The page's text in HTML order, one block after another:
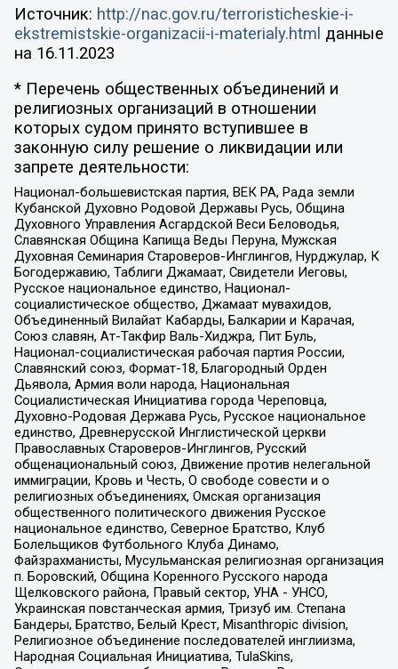
Источник: http://nac.gov.ru/terroristicheskie-i-
ekstremistskie-organizacii-i-materialy.html данные
на 16.11.2023
* Перечень общественных объединений и
религиозных организаций в отношении
которых судом принято вступившее в
законную силу решение о ликвидации или
запрете деятельности:
Национал-большевистская партия, ВЕК РА, Рада земли
Кубанской Духовно Родовой Державы Русь, Община
Духовного Управления Асгардской Веси Беловодья,
Славянская Община Капища Веды Перуна, Мужская
Духовная Семинария Староверов-Инглингов, Нурджулар, К
Богодержавию, Таблиги Джамаат, Свидетели Иеговы,
Русское национальное единство, Национал-
социалистическое общество, Джамаат мувахидов,
Объединенный Вилайат Кабарды, Балкарии и Карачая,
Союз славян, Ат-Такфир Валь-Хиджра, Пит Буль,
Национал-социалистическая рабочая партия России,
Славянский союз, Формат-18, Благородный Орден
Дьявола, Армия воли народа, Национальная
Социалистическая Инициатива города Череповца,
Духовно-Родовая Держава Русь, Русское национальное
единство, Древнерусской Инглистической церкви
Православных Староверов-Инглингов, Русский
общенациональный союз, Движение против нелегальной
иммиграции, Кровь и Честь, О свободе совести и о
религиозных объединениях, Омская организация
общественного политического движения Русское
национальное единство, Северное Братство, Клуб
Болельщиков Футбольного Клуба Динамо,
Файзрахманисты, Мусульманская религиозная организация
п. Боровский, Община Коренного Русского народа
Щелковского района, Правый сектор, УНА - УНСО,
Украинская повстанческая армия, Тризуб им. Степана
Бандеры, Братство, Белый Крест, Misanthropic division,
Религиозное объединение последователей инглиизма,
Народная Социальная Инициатива, TulaSkins,